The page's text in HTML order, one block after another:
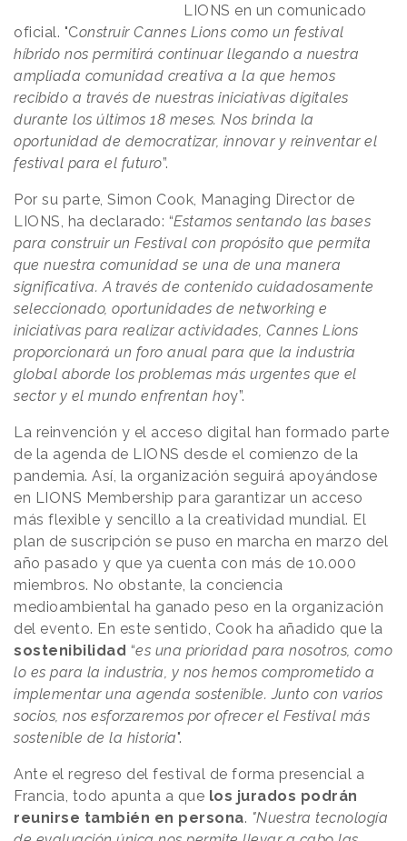
LIONS en un comunicado
oficial. "Construir Cannes Lions como un festival
híbrido nos permitirá continuar llegando a nuestra
ampliada comunidad creativa a la que hemos
recibido a través de nuestras iniciativas digitales
durante los últimos 18 meses. Nos brinda la
oportunidad de democratizar, innovar y reinventar el
festival para el futuro”.
Por su parte, Simon Cook, Managing Director de
LIONS, ha declarado: “Estamos sentando las bases
para construir un Festival con propósito que permita
que nuestra comunidad se una de una manera
significativa. A través de contenido cuidadosamente
seleccionado, oportunidades de networking e
iniciativas para realizar actividades, Cannes Lions
proporcionará un foro anual para que la industria
global aborde los problemas más urgentes que el
sector y el mundo enfrentan hoy”.
La reinvención y el acceso digital han formado parte
de la agenda de LIONS desde el comienzo de la
pandemia. Así, la organización seguirá apoyándose
en LIONS Membership para garantizar un acceso
más flexible y sencillo a la creatividad mundial. El
plan de suscripción se puso en marcha en marzo del
año pasado y que ya cuenta con más de 10.000
miembros. No obstante, la conciencia
medioambiental ha ganado peso en la organización
del evento. En este sentido, Cook ha añadido que la
sostenibilidad “es una prioridad para nosotros, como
lo es para la industria, y nos hemos comprometido a
implementar una agenda sostenible. Junto con varios
socios, nos esforzaremos por ofrecer el Festival más
sostenible de la historia".
Ante el regreso del festival de forma presencial a
Francia, todo apunta a que los jurados podrán
reunirse también en persona. "Nuestra tecnología